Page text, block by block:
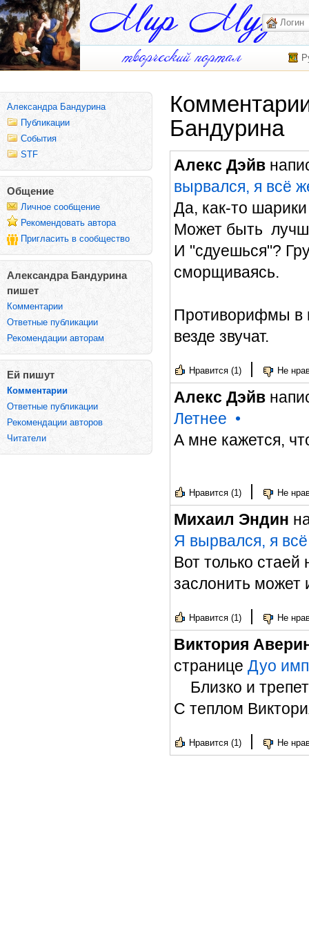
Александра Бандурина
Публикации
События
STF
Общение
Личное сообщение
Рекомендовать автора
Пригласить в сообщество
Александра Бандурина
пишет
Комментарии
Ответные публикации
Рекомендации авторам
Ей пишут
Комментарии
Ответные публикации
Рекомендации авторов
Читатели
Бандурина
Алекс Дэйв
вырвался, я всё
Да, как-то шарики
Может быть
И "сдуешься"?
сморщиваясь.
Противорифмы в
везде звучат.
Нравится (1) | Не
Алекс Дэйв
Летнее •
А мне кажется,
Нравится (1) | Не
Михаил Эндин
Я вырвался, я
Вот только
заслонить может
Нравится (1) | Не
Виктория
странице Дуо
Близко и
С теплом
Нравится (1) | Не